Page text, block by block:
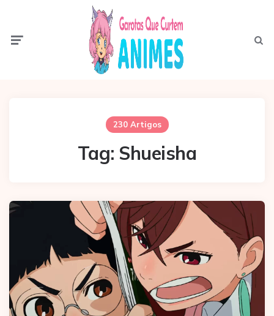
230 Artigos
Tag: Shueisha